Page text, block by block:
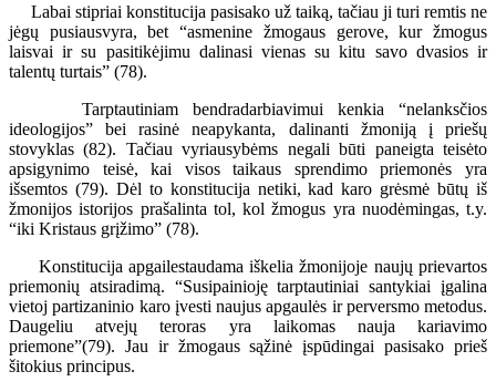
Labai stipriai konstitucija pasisako už taiką, tačiau ji turi remtis ne
jėgų pusiausvyra, bet “asmenine žmogaus gerove, kur žmogus
laisvai ir su pasitikėjimu dalinasi vienas su kitu savo dvasios ir
talentų turtais” (78).
Tarptautiniam bendradarbiavimui kenkia “nelanksčios
ideologijos” bei rasinė neapykanta, dalinanti žmoniją į priešų
stovyklas (82). Tačiau vyriausybėms negali būti paneigta teisėto
apsigynimo teisė, kai visos taikaus sprendimo priemonės yra
išsemtos (79). Dėl to konstitucija netiki, kad karo grėsmė būtų iš
žmonijos istorijos prašalinta tol, kol žmogus yra nuodėmingas, t.y.
“iki Kristaus grįžimo” (78).
Konstitucija apgailestaudama iškelia žmonijoje naujų prievartos
priemonių atsiradimą. “Susipainioję tarptautiniai santykiai įgalina
vietoj partizaninio karo įvesti naujus apgaulės ir perversmo metodus.
Daugeliu atvejų teroras yra laikomas nauja kariavimo
priemone”(79). Jau ir žmogaus sąžinė įspūdingai pasisako prieš
šitokius principus.